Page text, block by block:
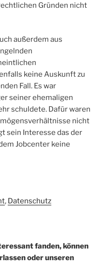
Gründen nicht
außerdem aus
keine Auskunft zu
Fall. Es war
seiner ehemaligen
schuldete. Dafür waren
nicht
sein Interesse das der
Jobcenter keine
, Datenschutz
fanden, können
oder unseren